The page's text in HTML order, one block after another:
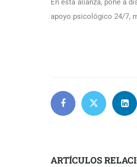
En esta alianza, pone a
apoyo psicológico 24/7,
ARTÍCULOS